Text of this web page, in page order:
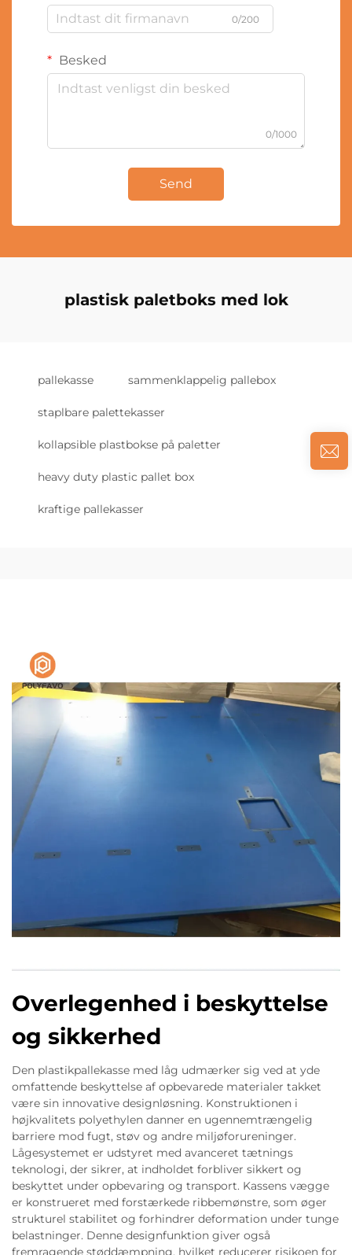
0/200
Besked
0/1000
Send
plastisk paletboks med lok
pallekasse sammenklappelig pallebox
staplbare palettekasser
kollapsible plastbokse på paletter
heavy duty plastic pallet box
kraftige pallekasser
Overlegenhed i beskyttelse
og sikkerhed
Den plastikpallekasse med låg udmærker sig ved at yde
omfattende beskyttelse af opbevarede materialer takket
være sin innovative designløsning. Konstruktionen i
højkvalitets polyethylen danner en ugennemtrængelig
barriere mod fugt, støv og andre miljøforureninger.
Lågesystemet er udstyret med avanceret tætnings
teknologi, der sikrer, at indholdet forbliver sikkert og
beskyttet under opbevaring og transport. Kassens vægge
er konstrueret med forstærkede ribbemønstre, som øger
strukturel stabilitet og forhindrer deformation under tunge
belastninger. Denne designfunktion giver også
fremragende støddæmpning, hvilket reducerer risikoen for